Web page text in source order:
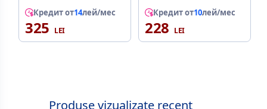
Кредит от14лей/мес
325
Кредит от10лей/мес
228
Produse vizualizate recent